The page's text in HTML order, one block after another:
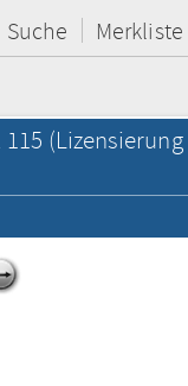
Suche Merkliste